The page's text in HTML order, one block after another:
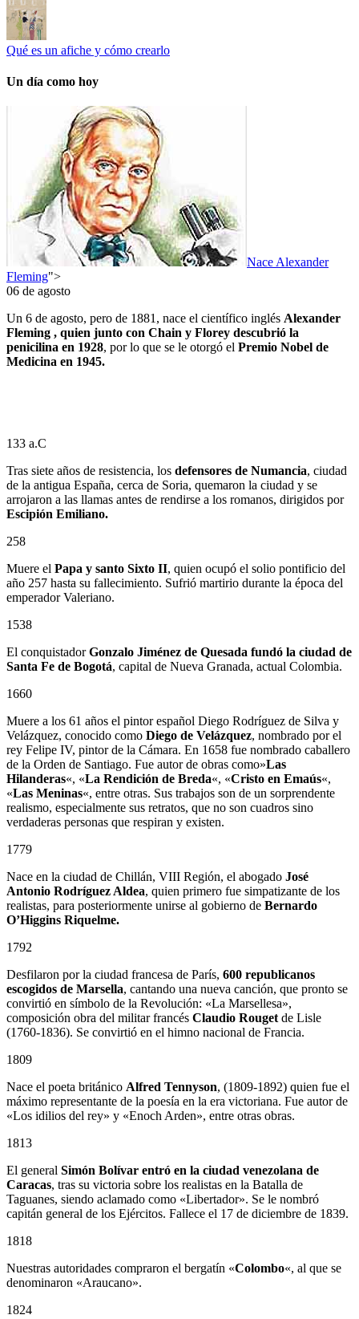
Qué es un afiche y cómo crearlo
Un día como hoy
Nace Alexander
Fleming">
06 de agosto
Un 6 de agosto, pero de 1881, nace el científico inglés Alexander
Fleming , quien junto con Chain y Florey descubrió la
penicilina en 1928, por lo que se le otorgó el Premio Nobel de
Medicina en 1945.
133 a.C
Tras siete años de resistencia, los defensores de Numancia, ciudad
de la antigua España, cerca de Soria, quemaron la ciudad y se
arrojaron a las llamas antes de rendirse a los romanos, dirigidos por
Escipión Emiliano.
258
Muere el Papa y santo Sixto II, quien ocupó el solio pontificio del
año 257 hasta su fallecimiento. Sufrió martirio durante la época del
emperador Valeriano.
1538
El conquistadorGonzalo Jiménez de Quesada fundó la ciudad de
Santa Fe de Bogotá, capital de Nueva Granada, actual Colombia.
1660
Muere a los 61 años el pintor español Diego Rodríguez de Silva y
Velázquez, conocido como Diego de Velázquez, nombrado por el
rey Felipe IV, pintor de la Cámara. En 1658 fue nombrado caballero
de la Orden de Santiago. Fue autor de obras como»Las
Hilanderas«, «La Rendición de Breda«, «Cristo en Emaús«,
«Las Meninas«, entre otras. Sus trabajos son de un sorprendente
realismo, especialmente sus retratos, que no son cuadros sino
verdaderas personas que respiran y existen.
1779
Nace en la ciudad de Chillán, VIII Región, el abogado José
Antonio Rodríguez Aldea, quien primero fue simpatizante de los
realistas, para posteriormente unirse al gobierno de Bernardo
O’Higgins Riquelme.
1792
Desfilaron por la ciudad francesa de París, 600 republicanos
escogidos de Marsella, cantando una nueva canción, que pronto se
convirtió en símbolo de la Revolución: «La Marsellesa»,
composición obra del militar francés Claudio Rouget de Lisle
(1760-1836). Se convirtió en el himno nacional de Francia.
1809
Nace el poeta británico Alfred Tennyson, (1809-1892) quien fue el
máximo representante de la poesía en la era victoriana. Fue autor de
«Los idilios del rey» y «Enoch Arden», entre otras obras.
1813
El general Simón Bolívar entró en la ciudad venezolana de
Caracas, tras su victoria sobre los realistas en la Batalla de
Taguanes, siendo aclamado como «Libertador». Se le nombró
capitán general de los Ejércitos. Fallece el 17 de diciembre de 1839.
1818
Nuestras autoridades compraron el bergatín «Colombo«, al que se
denominaron «Araucano».
1824